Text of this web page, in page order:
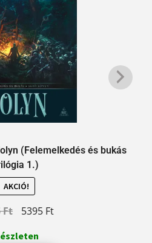
(Felemelkedés és bukás
1.)
AKCIÓ!
Ft 5395 Ft